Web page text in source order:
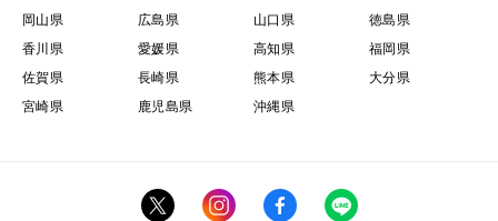
岡山県
広島県 山口県
徳島県
香川県
愛媛県 高知県
福岡県
佐賀県
長崎県 熊本県
大分県
宮崎県
鹿児島県 沖縄県